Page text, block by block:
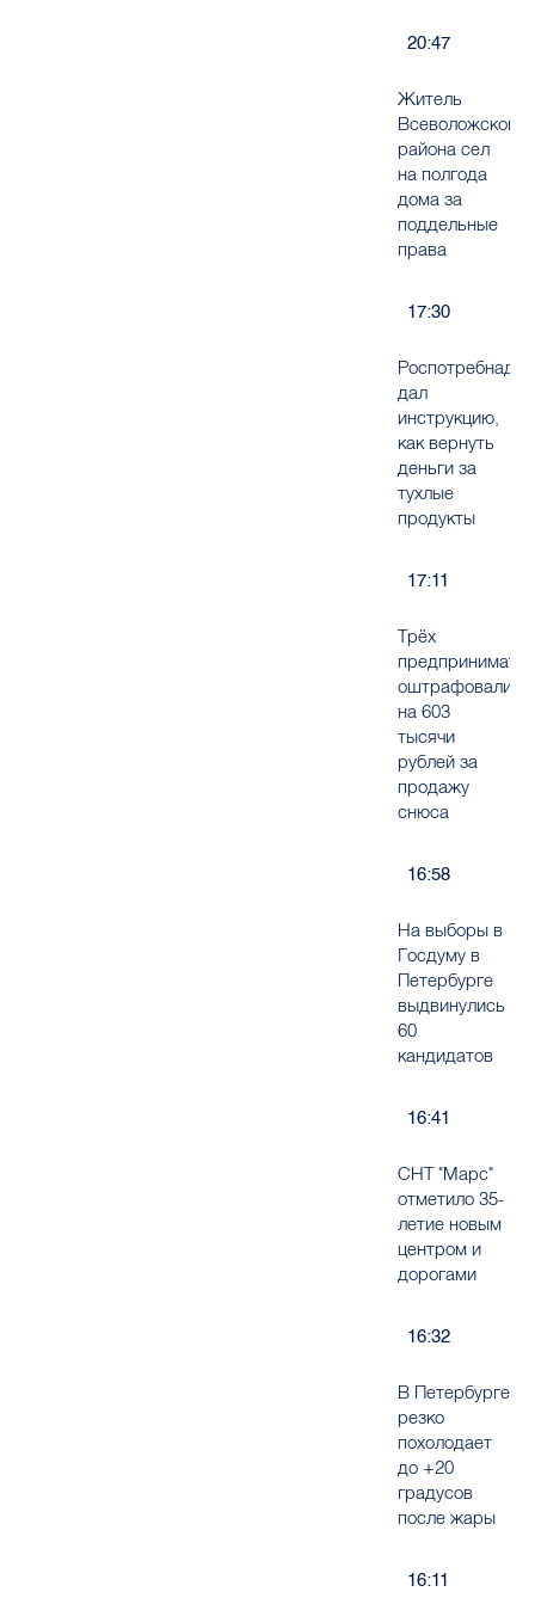
20:47
Житель
Всеволожского
района сел
на полгода
дома за
поддельные
права
17:30
дал
инструкцию,
как вернуть
деньги за
тухлые
продукты
17:11
Трёх
оштрафовали
на 603
тысячи
рублей за
продажу
снюса
16:58
На выборы в
Госдуму в
Петербурге
выдвинулись
60
кандидатов
16:41
СНТ "Марс"
отметило 35-
летие новым
центром и
дорогами
16:32
В Петербурге
резко
похолодает
до +20
градусов
после жары
16:11